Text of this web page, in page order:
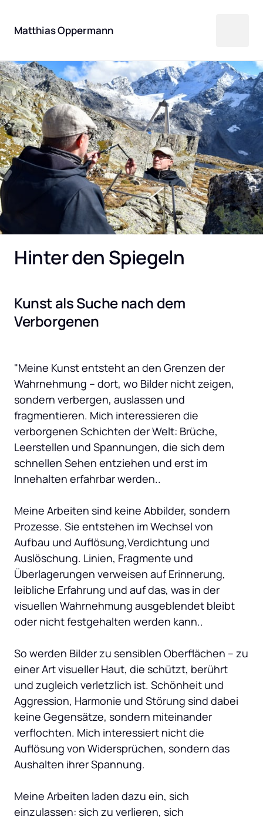
Matthias Oppermann
Hinter den Spiegeln
Kunst als Suche nach dem
Verborgenen
"Meine Kunst entsteht an den Grenzen der
Wahrnehmung – dort, wo Bilder nicht zeigen,
sondern verbergen, auslassen und
fragmentieren. Mich interessieren die
verborgenen Schichten der Welt: Brüche,
Leerstellen und Spannungen, die sich dem
schnellen Sehen entziehen und erst im
Innehalten erfahrbar werden..
Meine Arbeiten sind keine Abbilder, sondern
Prozesse. Sie entstehen im Wechsel von
Aufbau und Auflösung,Verdichtung und
Auslöschung. Linien, Fragmente und
Überlagerungen verweisen auf Erinnerung,
leibliche Erfahrung und auf das, was in der
visuellen Wahrnehmung ausgeblendet bleibt
oder nicht festgehalten werden kann..
So werden Bilder zu sensiblen Oberflächen – zu
einer Art visueller Haut, die schützt, berührt
und zugleich verletzlich ist. Schönheit und
Aggression, Harmonie und Störung sind dabei
keine Gegensätze, sondern miteinander
verflochten. Mich interessiert nicht die
Auflösung von Widersprüchen, sondern das
Aushalten ihrer Spannung.
Meine Arbeiten laden dazu ein, sich
einzulassen: sich zu verlieren, sich